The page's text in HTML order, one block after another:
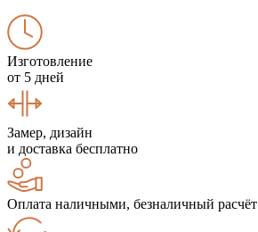
Изготовление
от 5 дней
Замер, дизайн
и доставка бесплатно
Оплата наличными, безналичный расчёт